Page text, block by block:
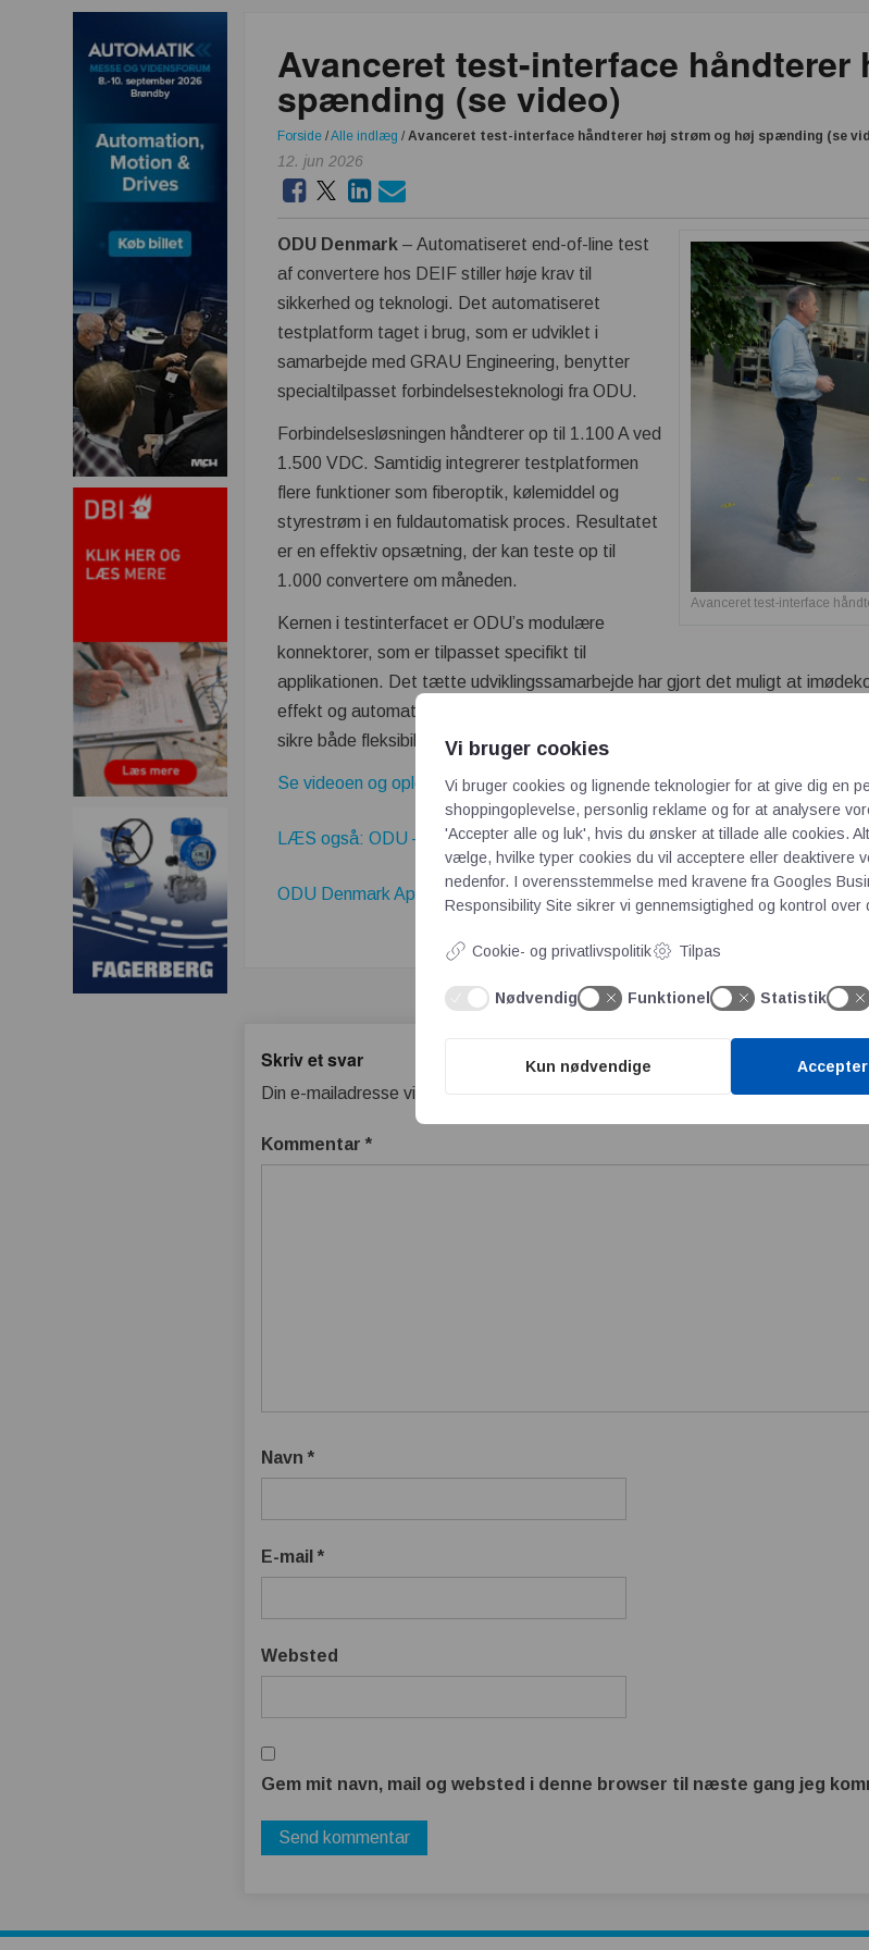
Avanceret test-interface
spænding (se video)
Forside /Alle indlæg /Avanceret test-interface håndterer høj strøm og høj spænding (se
12. jun 2026
Avanceret test-interface
ODU Denmark – Automatiseret end-of-line test
af convertere hos DEIF stiller høje krav til
sikkerhed og teknologi. Det automatiseret
testplatform taget i brug, som er udviklet i
samarbejde med GRAU Engineering, benytter
specialtilpasset forbindelsesteknologi fra ODU.
Forbindelsesløsningen håndterer op til 1.100 A ved
1.500 VDC. Samtidig integrerer testplatformen
flere funktioner som fiberoptik, kølemiddel og
styrestrøm i en fuldautomatisk proces. Resultatet
er en effektiv opsætning, der kan teste op til
1.000 convertere om måneden.
Kernen i testinterfacet er ODU’s modulære
konnektorer, som er tilpasset specifikt til
applikationen. Det tætte udviklingssamarbejde har gjort det muligt at
effekt og automatisk konnektering. Den nye testplatform demonstrerer,
sikre både fleksibilitet og fremtidssikring i avancerede produktionsmiljøer.
Se videoen og oplev, hvordan løsningen fungerer i praksis
LÆS også: ODU – Fiberoptik i robotassisteret kirurgi
ODU Denmark ApS's Firmaprofil
Skriv et svar
Din e-mailadresse vil ikke blive publiceret. Krævede felter er markeret med*
Kommentar*
Navn*
E-mail*
Websted
Gem mit navn, mail og websted i denne browser til næste gang jeg
Vi bruger cookies
Vi bruger cookies og lignende teknologier for at give dig en
shoppingoplevelse, personlig reklame og for at analysere
'Accepter alle og luk', hvis du ønsker at tillade alle cookies.
vælge, hvilke typer cookies du vil acceptere eller deaktivere
nedenfor. I overensstemmelse med kravene fra Googles
Responsibility Site sikrer vi gennemsigtighed og kontrol over
Cookie- og privatlivspolitik Tilpas
Nødvendig Funktionel Statistik
Kun nødvendige